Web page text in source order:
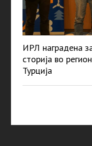
ИРЛ наградена
сторија во
Турција